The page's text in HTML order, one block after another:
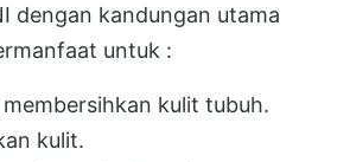
dengan kandungan utama
untuk :
kulit tubuh.
kulit.